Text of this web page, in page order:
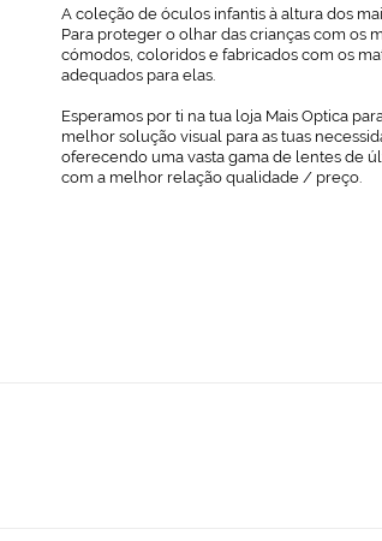
A coleção de óculos infantis à altura dos
Para proteger o olhar das crianças com os
cómodos, coloridos e fabricados com os
adequados para elas.
Esperamos por ti na tua loja Mais Optica
melhor solução visual para as tuas
oferecendo uma vasta gama de lentes de
com a melhor relação qualidade / preço.